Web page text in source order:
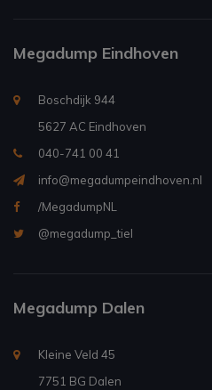
Megadump Eindhoven
Boschdijk 944
5627 AC Eindhoven
040-741 00 41
info@megadumpeindhoven.nl
/MegadumpNL
@megadump_tiel
Megadump Dalen
Kleine Veld 45
7751 BG Dalen